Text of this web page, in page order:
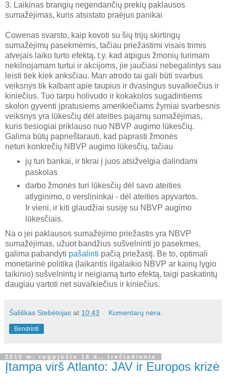
3. Laikinas brangių negendančių prekių paklausos
sumažėjimas, kuris atsistato praėjus panikai
Cowenas svarsto, kaip kovoti su šių trijų skirtingų
sumažėjimų pasekmėmis, tačiau priežastimi visais trimis
atvejais laiko turto efektą, t.y. kad atpigus žmonių turimam
nekilnojamam turtui ir akcijoms, jie jaučiasi nebegalintys sau
leisti tiek kiek anksčiau. Man atrodo tai gali būti svarbus
veiksnys tik kalbant apie taupius ir dvasingus suvalkiečius ir
kiniečius. Tuo tarpu holivudo ir kokakolos sugadintiems
skolon gyventi įpratusiems amerikiečiams žymiai svarbesnis
veiksnys yra lūkesčių dėl ateities pajamų sumažėjimas,
kuris tiesiogiai priklauso nuo NBVP augimo lūkesčių.
Galima būtų paprieštarauti, kad paprasti žmonės
neturi konkrečių NBVP augimo lūkesčių, tačiau
jų turi bankai, ir tikrai į juos atsižvelgia dalindami
paskolas
darbo žmonės turi lūkesčių dėl savo ateities
atlyginimo, o verslininkai - dėl ateities apyvartos.
Ir vieni, ir kiti glaudžiai susiję su NBVP augimo
lūkesčiais.
Na o jei paklausos sumažėjimo priežastis yra NBVP
sumažėjimas, užuot bandžius sušvelninti jo pasekmes,
galima pabandyti pašalinti pačią priežastį. Be to, optimali
monetarinė politika (laikantis ilgalaikio NBVP ar kainų lygio
taikinio) sušvelnintų ir neigiamą turto efektą, taigi paskatintų
daugiau vartoti net suvalkiečius ir kiniečius.
Šališkas Stebėtojas at 10:43 Komentarų nėra:
Bendrinti
2010 m. rugpjūčio 18 d., trečiadienis
Įtampa virš Atlanto: JAV ir Europos krizė